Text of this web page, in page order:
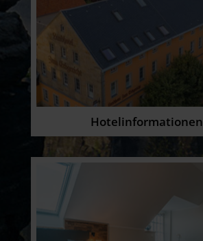
Hotelinformationen